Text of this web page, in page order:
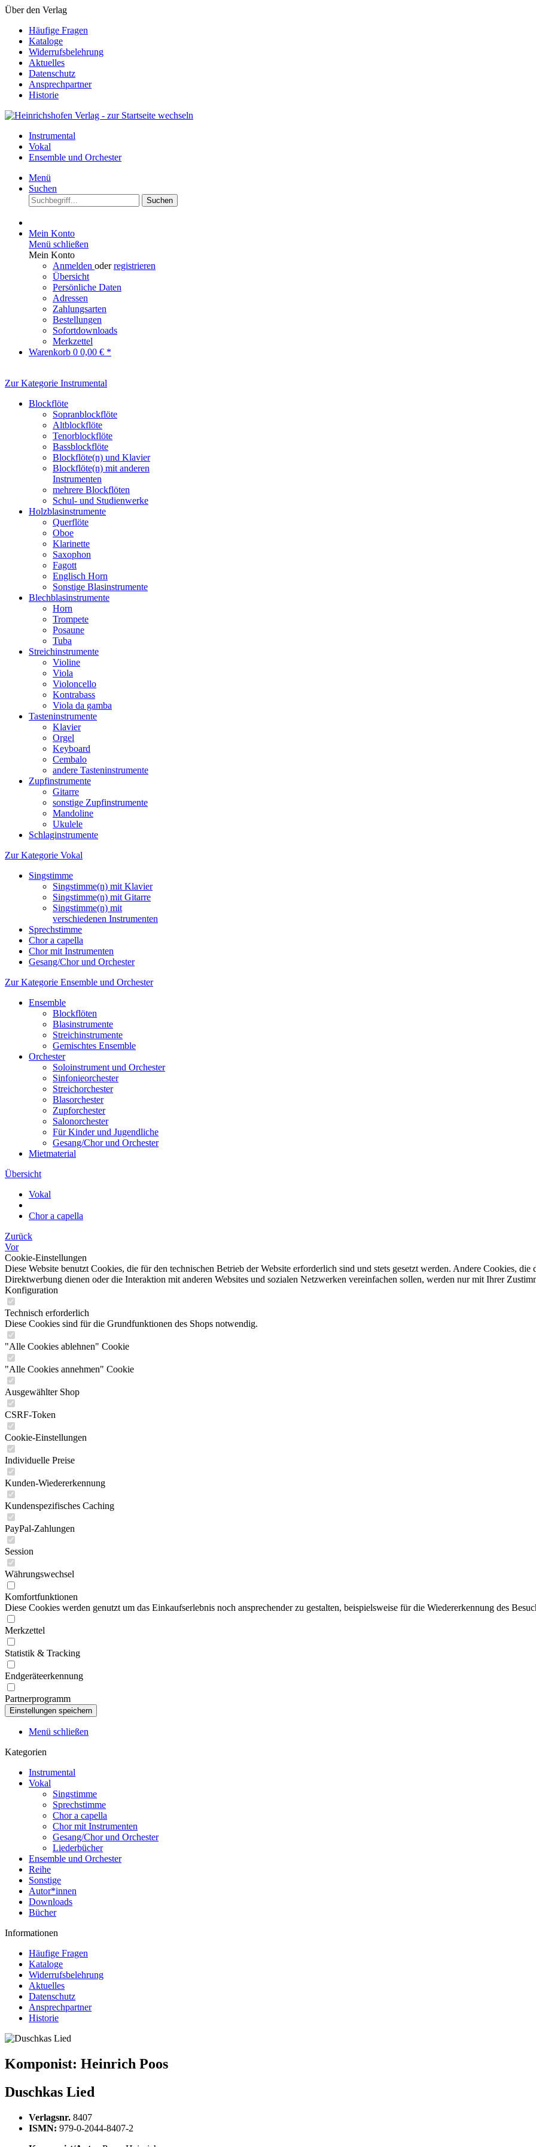
Über den Verlag
Häufige Fragen
Kataloge
Widerrufsbelehrung
Aktuelles
Datenschutz
Ansprechpartner
Historie
Instrumental
Vokal
Ensemble und Orchester
Menü
Suchen
Suchen
Mein Konto
Menü schließen
Mein Konto
Anmelden oderregistrieren
Übersicht
Persönliche Daten
Adressen
Zahlungsarten
Bestellungen
Sofortdownloads
Merkzettel
Warenkorb 0 0,00 € *
Zur Kategorie Instrumental
Blockflöte
Sopranblockflöte
Altblockflöte
Tenorblockflöte
Bassblockflöte
Blockflöte(n) und Klavier
Blockflöte(n) mit anderen
Instrumenten
mehrere Blockflöten
Schul- und Studienwerke
Holzblasinstrumente
Querflöte
Oboe
Klarinette
Saxophon
Fagott
Englisch Horn
Sonstige Blasinstrumente
Blechblasinstrumente
Horn
Trompete
Posaune
Tuba
Streichinstrumente
Violine
Viola
Violoncello
Kontrabass
Viola da gamba
Tasteninstrumente
Klavier
Orgel
Keyboard
Cembalo
andere Tasteninstrumente
Zupfinstrumente
Gitarre
sonstige Zupfinstrumente
Mandoline
Ukulele
Schlaginstrumente
Zur Kategorie Vokal
Singstimme
Singstimme(n) mit Klavier
Singstimme(n) mit Gitarre
Singstimme(n) mit
verschiedenen Instrumenten
Sprechstimme
Chor a capella
Chor mit Instrumenten
Gesang/Chor und Orchester
Zur Kategorie Ensemble und Orchester
Ensemble
Blockflöten
Blasinstrumente
Streichinstrumente
Gemischtes Ensemble
Orchester
Soloinstrument und Orchester
Sinfonieorchester
Streichorchester
Blasorchester
Zupforchester
Salonorchester
Für Kinder und Jugendliche
Gesang/Chor und Orchester
Mietmaterial
Übersicht
Vokal
Chor a capella
Zurück
Vor
Cookie-Einstellungen
Diese Website benutzt Cookies, die für den technischen Betrieb der Website erforderlich sind und stets gesetzt werden. Andere Cookies,
Direktwerbung dienen oder die Interaktion mit anderen Websites und sozialen Netzwerken vereinfachen sollen, werden nur mit Ihrer
Konfiguration
Technisch erforderlich
Diese Cookies sind für die Grundfunktionen des Shops notwendig.
"Alle Cookies ablehnen" Cookie
"Alle Cookies annehmen" Cookie
Ausgewählter Shop
CSRF-Token
Cookie-Einstellungen
Individuelle Preise
Kunden-Wiedererkennung
Kundenspezifisches Caching
PayPal-Zahlungen
Session
Währungswechsel
Komfortfunktionen
Diese Cookies werden genutzt um das Einkaufserlebnis noch ansprechender zu gestalten, beispielsweise für die Wiedererkennung des
Merkzettel
Statistik & Tracking
Endgeräteerkennung
Partnerprogramm
Menü schließen
Kategorien
Instrumental
Vokal
Singstimme
Sprechstimme
Chor a capella
Chor mit Instrumenten
Gesang/Chor und Orchester
Liederbücher
Ensemble und Orchester
Reihe
Sonstige
Autor*innen
Downloads
Bücher
Informationen
Häufige Fragen
Kataloge
Widerrufsbelehrung
Aktuelles
Datenschutz
Ansprechpartner
Historie
Komponist: Heinrich Poos
Duschkas Lied
Verlagsnr. 8407
ISMN: 979-0-2044-8407-2